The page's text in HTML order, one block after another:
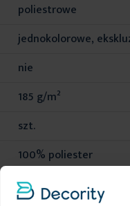
poliestrowe
jednokolorowe,
nie
185 g/m²
szt.
100% poliester
410 g